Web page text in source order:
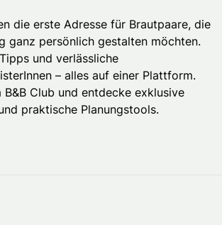
die erste Adresse für Brautpaare, die
ganz persönlich gestalten möchten.
und verlässliche
– alles auf einer Plattform.
Club und entdecke exklusive
praktische Planungstools.